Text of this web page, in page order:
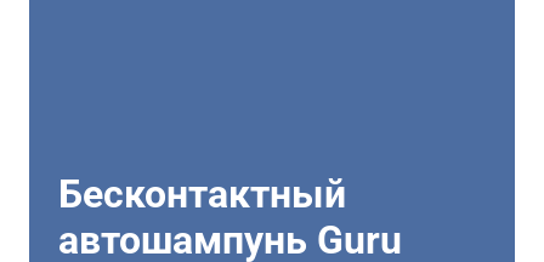
Бесконтактный
автошампунь Guru